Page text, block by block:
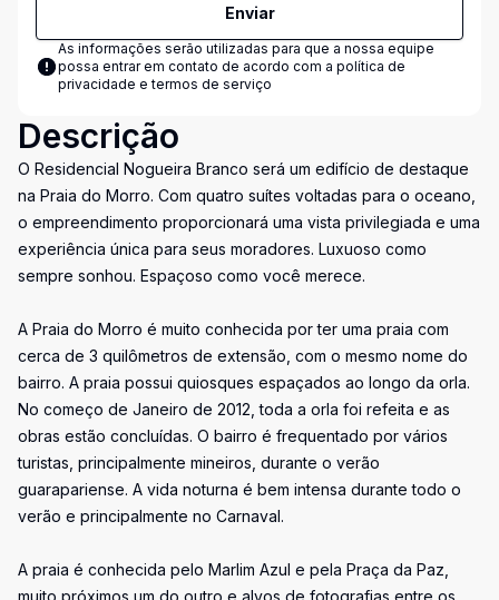
Enviar
As informações serão utilizadas para que a nossa equipe
possa entrar em contato de acordo com a política de
privacidade e termos de serviço
Descrição
O Residencial Nogueira Branco será um edifício de destaque
na Praia do Morro. Com quatro suítes voltadas para o oceano,
o empreendimento proporcionará uma vista privilegiada e uma
experiência única para seus moradores. Luxuoso como
sempre sonhou. Espaçoso como você merece.
A Praia do Morro é muito conhecida por ter uma praia com
cerca de 3 quilômetros de extensão, com o mesmo nome do
bairro. A praia possui quiosques espaçados ao longo da orla.
No começo de Janeiro de 2012, toda a orla foi refeita e as
obras estão concluídas. O bairro é frequentado por vários
turistas, principalmente mineiros, durante o verão
guarapariense. A vida noturna é bem intensa durante todo o
verão e principalmente no Carnaval.
A praia é conhecida pelo Marlim Azul e pela Praça da Paz,
muito próximos um do outro e alvos de fotografias entre os